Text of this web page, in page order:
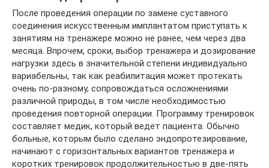
После проведения операции по замене суставного
соединения искусственным имплантатом приступать к
занятиям на тренажере можно не ранее, чем через два
месяца. Впрочем, сроки, выбор тренажера и дозирование
нагрузки здесь в значительной степени индивидуально
вариабельны, так как реабилитация может протекать
очень по-разному, сопровождаться осложнениями
различной природы, в том числе необходимостью
проведения повторной операции. Программу тренировок
составляет медик, который ведет пациента. Обычно
больные, которым было сделано эндопротезирование,
начинают с горизонтальных вариантов тренажера и
коротких тренировок продолжительностью в две-пять